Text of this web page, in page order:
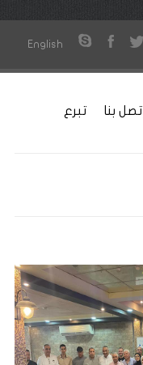
English
إتصل بنا تبرع